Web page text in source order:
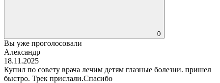
0
Вы уже проголосовали
Александр
18.11.2025
Купил по совету врача лечим детям глазные болезни. пришел
быстро. Трек прислали.Спасибо